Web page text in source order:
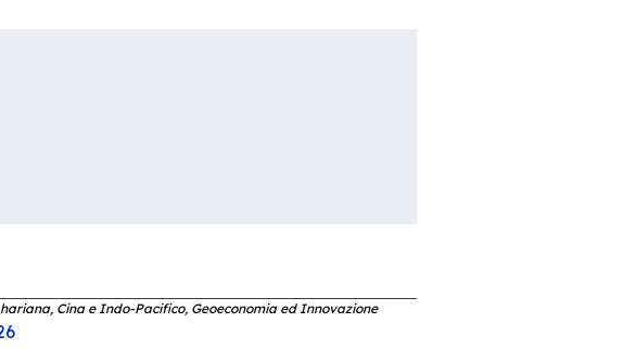
Cina e Indo-Pacifico, Geoeconomia ed Innovazione